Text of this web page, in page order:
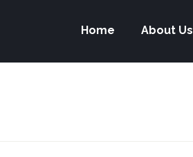
Home About Us